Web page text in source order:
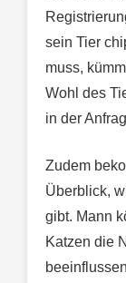
sein Tier
muss,
Wohl des
in der
Zudem
Überblick,
gibt. Mann
Katzen die